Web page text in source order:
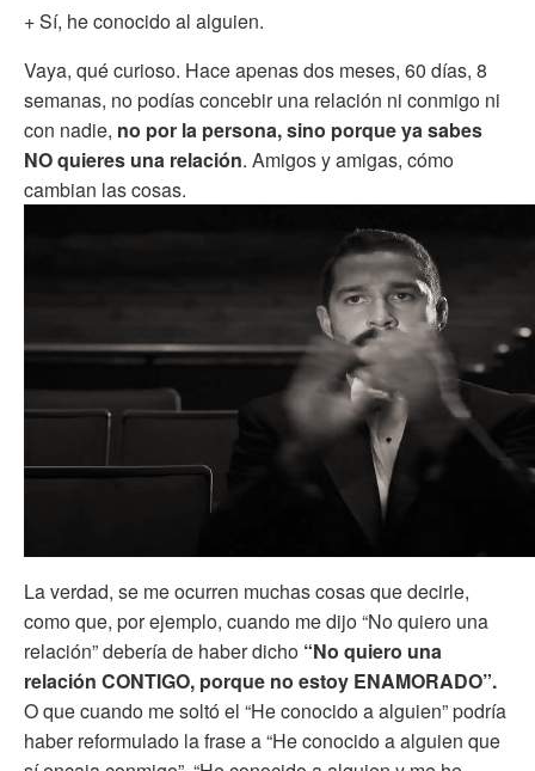
+ Sí, he conocido al alguien.
Vaya, qué curioso. Hace apenas dos meses, 60 días, 8
semanas, no podías concebir una relación ni conmigo ni
con nadie, no por la persona, sino porque ya sabes
NO quieres una relación. Amigos y amigas, cómo
cambian las cosas.
La verdad, se me ocurren muchas cosas que decirle,
como que, por ejemplo, cuando me dijo “No quiero una
relación” debería de haber dicho “No quiero una
relación CONTIGO, porque no estoy ENAMORADO”.
O que cuando me soltó el “He conocido a alguien” podría
haber reformulado la frase a “He conocido a alguien que